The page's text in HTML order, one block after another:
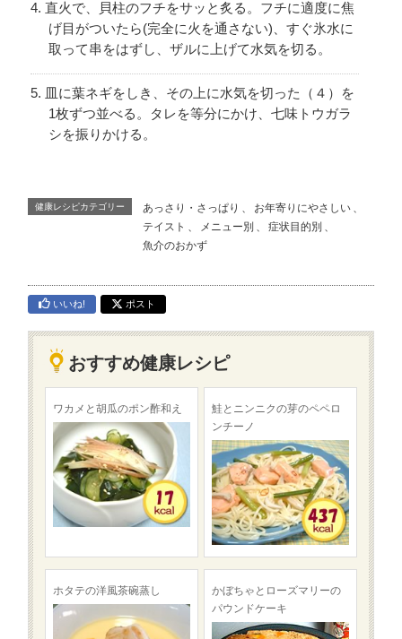
直火で、貝柱のフチをサッと炙る。フチに適度に焦
げ目がついたら(完全に火を通さない)、すぐ氷水に
取って串をはずし、ザルに上げて水気を切る。
皿に葉ネギをしき、その上に水気を切った（４）を
1枚ずつ並べる。タレを等分にかけ、七味トウガラ
シを振りかける。
健康レシピカテゴリー あっさり・さっぱり 、 お年寄りにやさしい 、
テイスト 、 メニュー別 、 症状目的別 、
魚介のおかず
いいね! ポスト
おすすめ健康レシピ
ワカメと胡瓜のポン酢和え
鮭とニンニクの芽のペペロ
ンチーノ
ホタテの洋風茶碗蒸し
かぼちゃとローズマリーの
パウンドケーキ